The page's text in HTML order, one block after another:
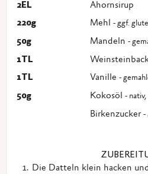
2EL
Ahornsirup
220g Mehl - ggf.
50g Mandeln -
1TL
1TL Vanille -
50g Kokosöl -
Birkenzucker -
Die Datteln klein hacken